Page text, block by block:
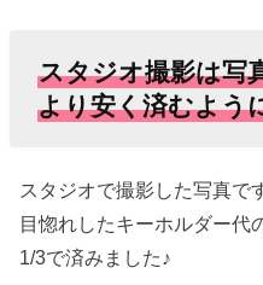
スタジオ撮影は写
より安く済むよう
スタジオで撮影した写真で
目惚れしたキーホルダー代
1/3で済みました♪